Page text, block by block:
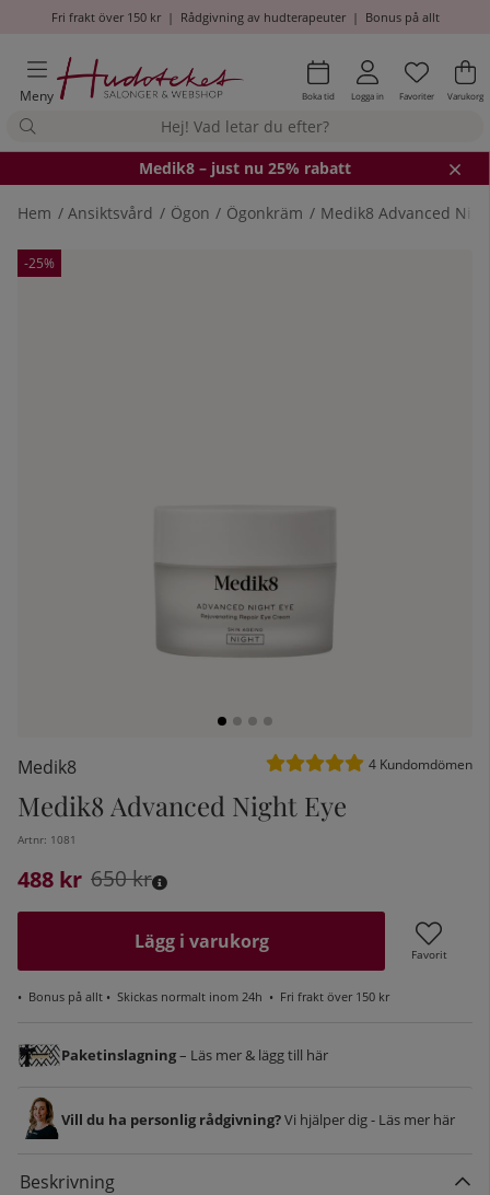
Fri frakt över 150 kr| Rådgivning av hudterapeuter| Bonus på allt
Meny Boka tid Logga in Antal i
.
Favoriter .
Varukorg
Medik8 – just nu 25% rabatt
Hem Ansiktsvård Ögon Ögonkräm Medik8 Advanced
-25%
Produktbilder
Medik8 Medelbetyg 5 av 5 Antal
4 Kundomdömen
Medik8 Advanced Night Eye
Artnr: 1081
488 kr
Ordinarie pris:
650kr
Lägg i varukorg
Favorit
• Bonus på allt • Skickas normalt inom 24h • Fri frakt över 150 kr
Paketinslagning– Läs mer & lägg till här
Vill du ha personlig rådgivning?Vi hjälper dig - Läs mer här
Beskrivning